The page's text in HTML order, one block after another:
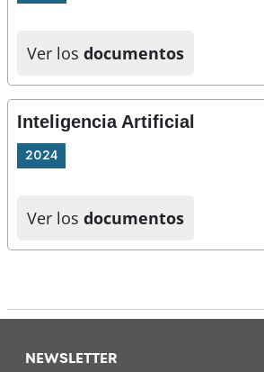
Ver los documentos
Inteligencia Artificial
2024
Ver los documentos
NEWSLETTER